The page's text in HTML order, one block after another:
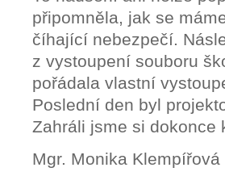
připomněla, jak se
číhající nebezpečí.
z vystoupení souboru
pořádala vlastní
Poslední den byl
Zahráli jsme si dokonce
Mgr. Monika Klempířová